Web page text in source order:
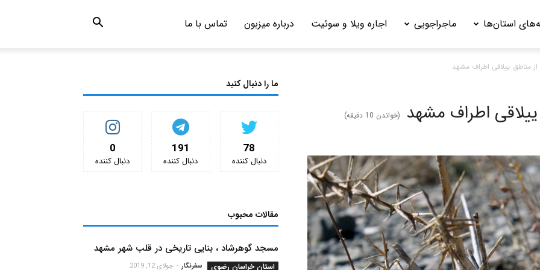
استان‌ها ماجراجویی اجاره ویلا و سوئیت درباره میزبون تماس با ما
مناطق ییلاقی اطراف مشهد
اطراف مشهد (خواندن 10 دقیقه)
ما را دنبال کنید
0
دنبال کننده‌
191
دنبال کننده‌
78
دنبال کننده‌
مقالات محبوب
مسجد گوهرشاد ، بنایی تاریخی در قلب شهر مشهد
استان خراسان رضوی سفرنگار - جولای 12, 2019